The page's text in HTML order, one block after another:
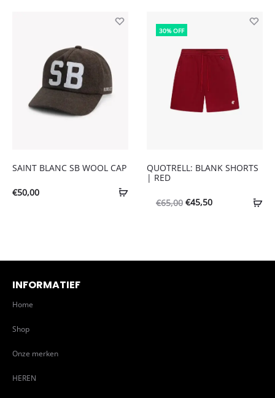
SAINT BLANC SB WOOL CAP
€50,00
30% OFF
QUOTRELL: BLANK SHORTS
| RED
€65,00 Oorspronkelijke
€45,50Huidige
INFORMATIEF
Home
Shop
Onze merken
HEREN